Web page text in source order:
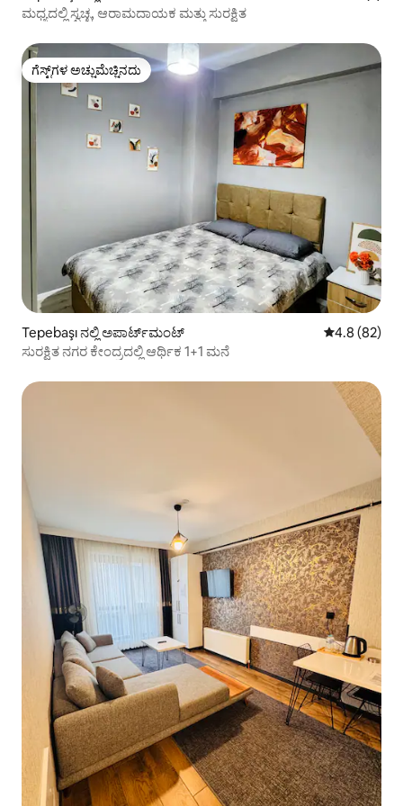
ಮಧ್ಯದಲ್ಲಿ ಸ್ವಚ್ಛ, ಆರಾಮದಾಯಕ ಮತ್ತು ಸುರಕ್ಷಿತ
ಗೆಸ್ಟ್‌ಗಳ ಅಚ್ಚುಮೆಚ್ಚಿನದು
ಗೆಸ್ಟ್‌ಗಳ ಅಚ್ಚುಮೆಚ್ಚಿನದು
Tepebaşı ನಲ್ಲಿ ಅಪಾರ್ಟ್‌ಮಂಟ್ 5 ರಲ್ಲಿ 4.8
4.8 (82)
ಸುರಕ್ಷಿತ ನಗರ ಕೇಂದ್ರದಲ್ಲಿ ಆರ್ಥಿಕ 1+1 ಮನೆ